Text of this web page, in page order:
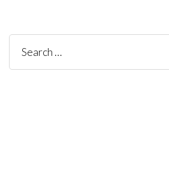
Search
for: